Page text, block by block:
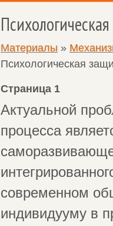
Материалы »
Психологическая
Страница 1
Актуальной
процесса
современном
индивидууму в